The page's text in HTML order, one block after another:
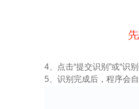
4、点击“提交识别”或“识别
5、识别完成后，程序会